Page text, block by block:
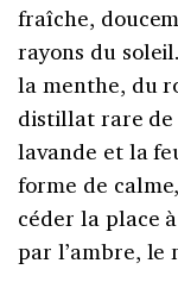
fraîche,
rayons du
la menthe, du
distillat rare
lavande et la
forme de
céder la place
par l’ambre, le